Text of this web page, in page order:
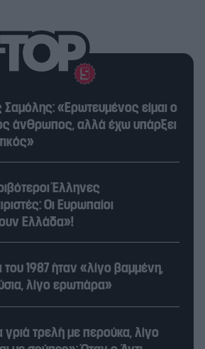
«Ερωτευμένος είμαι ο
άνθρωπος, αλλά έχω υπάρξει
Έλληνες
Οι Ευρωπαίοι
Ελλάδα»!
1987 ήταν «λίγο βαμμένη,
λίγο ερωτιάρα»
γριά τρελή με περούκα, λίγο